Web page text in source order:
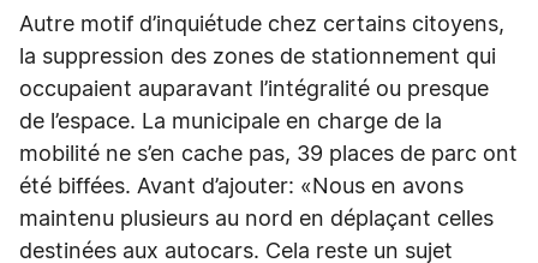
Autre motif d’inquiétude chez certains citoyens,
la suppression des zones de stationnement qui
occupaient auparavant l’intégralité ou presque
de l’espace. La municipale en charge de la
mobilité ne s’en cache pas, 39 places de parc ont
été biffées. Avant d’ajouter: «Nous en avons
maintenu plusieurs au nord en déplaçant celles
destinées aux autocars. Cela reste un sujet